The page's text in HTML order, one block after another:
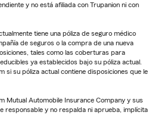
y no está afiliada con Trupanion ni con
tiene una póliza de seguro médico
de seguros o la compra de una nueva
tales como las coberturas para
ya establecidos bajo su póliza actual.
si su póliza actual contiene disposiciones que le
Mutual Automobile Insurance Company y sus
responsable y no respalda ni aprueba, implícita